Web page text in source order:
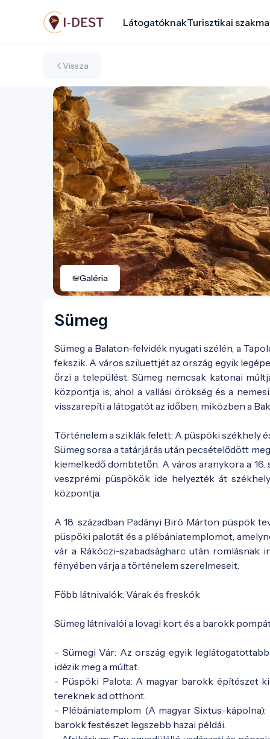
tartalomra
LátogatóknakTurisztikai
Vissza
Galéria
Sümeg
Sümeg a Balaton-felvidék nyugati szélén, a
fekszik. A város sziluettjét az ország egyik
őrzi a települést. Sümeg nemcsak katonai
központja is, ahol a vallási örökség és a
visszarepíti a látogatót az időben, miközben a
Történelem a sziklák felett: A püspöki székhely
Sümeg sorsa a tatárjárás után pecsételődött
kiemelkedő dombtetőn. A város aranykora a
veszprémi püspökök ide helyezték át
központja.
A 18. században Padányi Biró Márton püspök
püspöki palotát és a plébániatemplomot,
vár a Rákóczi-szabadságharc után romlásnak
fényében várja a történelem szerelmeseit.
Főbb látnivalók: Várak és freskók
Sümeg látnivalói a lovagi kort és a barokk
- Sümegi Vár: Az ország egyik
idézik meg a múltat.
- Püspöki Palota: A magyar barokk építészet
tereknek ad otthont.
- Plébániatemplom (A magyar Sixtus-
barokk festészet legszebb hazai példái.